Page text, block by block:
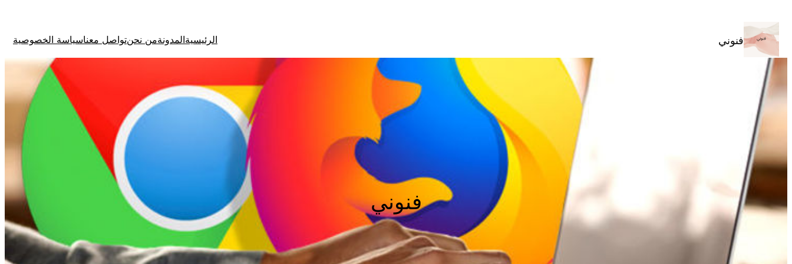
المحتوى
فنوني الرئيسية المدونةمن نحنتواصل معناسياسة الخصوصية
فنوني